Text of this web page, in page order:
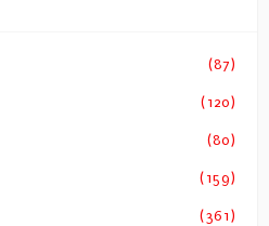
(87)
(120)
(80)
(159)
(361)